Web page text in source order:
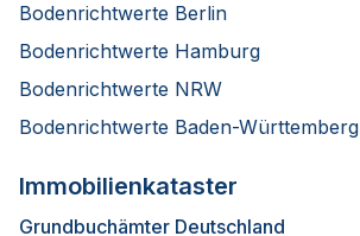
Bodenrichtwerte Berlin
Bodenrichtwerte Hamburg
Bodenrichtwerte NRW
Bodenrichtwerte Baden-Württemberg
Immobilienkataster
Grundbuchämter Deutschland